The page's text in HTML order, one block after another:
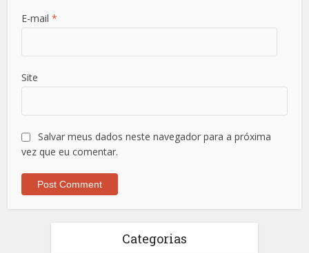
E-mail*
Site
Salvar meus dados neste navegador para a próxima
vez que eu comentar.
Categorias